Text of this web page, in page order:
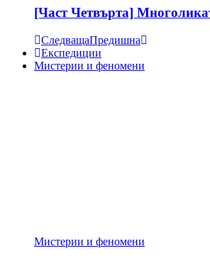
[Част Четвърта]
СледващаПредишна
Експедиции
Мистерии и феномени
Мистерии и феномени